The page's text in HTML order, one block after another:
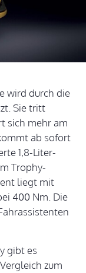
wird durch die
Sie tritt
sich mehr am
ab sofort
1,8-Liter-
Trophy-
liegt mit
400 Nm. Die
gibt es
zum